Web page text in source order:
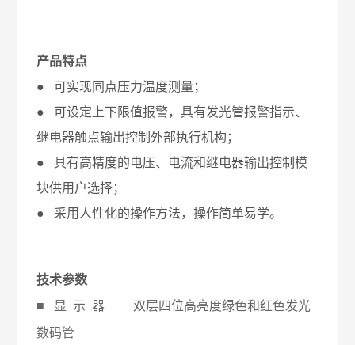
产品特点
● 可实现同点压力温度测量；
● 可设定上下限值报警，具有发光管报警指示、
继电器触点输出控制外部执行机构；
● 具有高精度的电压、电流和继电器输出控制模
块供用户选择；
● 采用人性化的操作方法，操作简单易学。
技术参数
■ 显 示 器 双层四位高亮度绿色和红色发光
数码管